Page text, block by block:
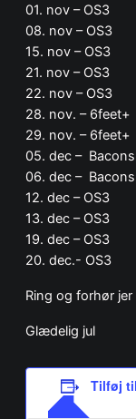
01. nov – OS3
08. nov – OS3
15. nov – OS3
21. nov – OS3
22. nov – OS3
28. nov. – 6feet+
29. nov. – 6feet+
05. dec – Bacons
06. dec – Bacons
12. dec – OS3
13. dec – OS3
19. dec – OS3
20. dec.- OS3
Ring og forhør
Glædelig jul
Tilføj